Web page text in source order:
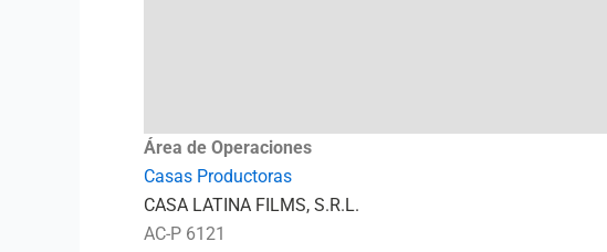
Área de Operaciones
Casas Productoras
CASA LATINA FILMS, S.R.L.
AC-P 6121